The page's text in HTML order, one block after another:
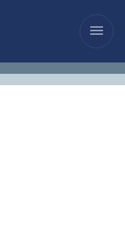
menu